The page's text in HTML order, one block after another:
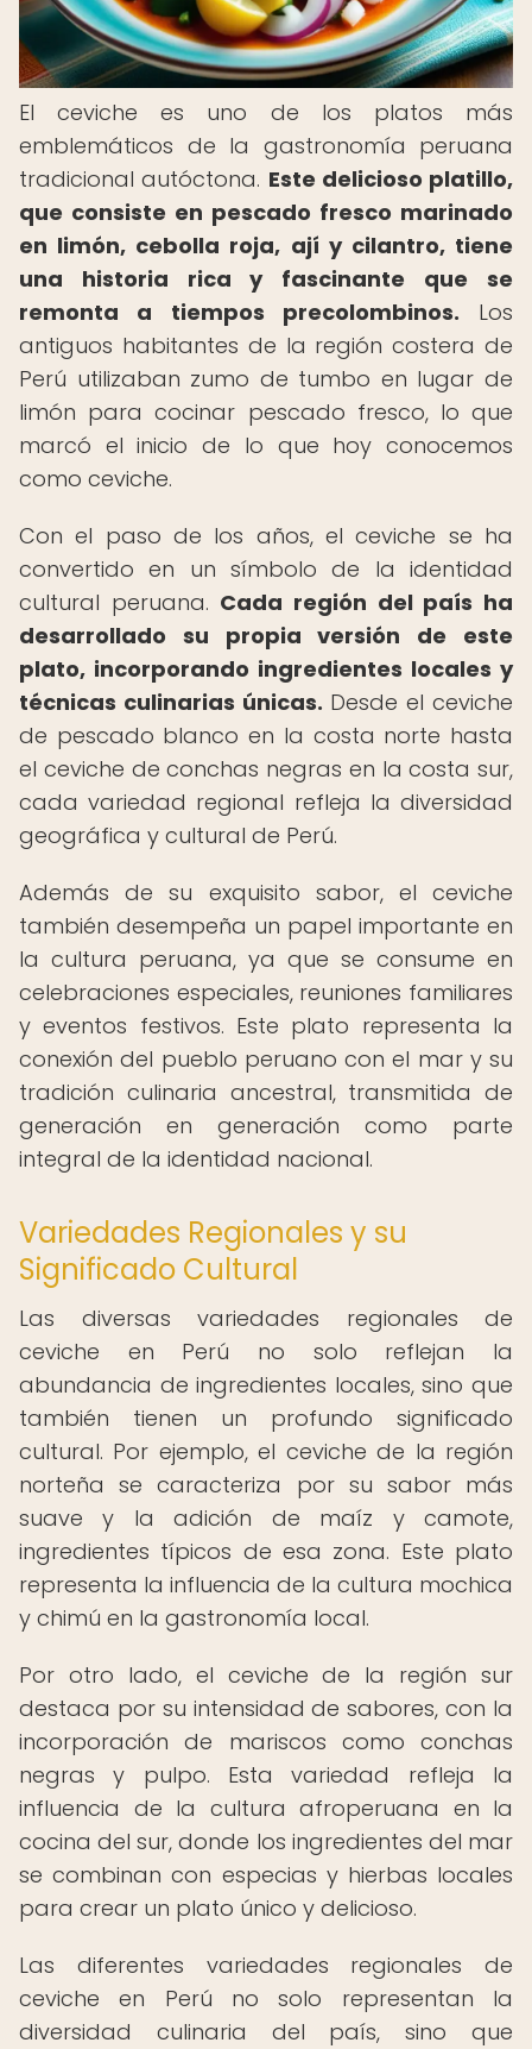
El ceviche es uno de los platos más
emblemáticos de la gastronomía peruana
tradicional autóctona. Este delicioso platillo,
que consiste en pescado fresco marinado
en limón, cebolla roja, ají y cilantro, tiene
una historia rica y fascinante que se
remonta a tiempos precolombinos. Los
antiguos habitantes de la región costera de
Perú utilizaban zumo de tumbo en lugar de
limón para cocinar pescado fresco, lo que
marcó el inicio de lo que hoy conocemos
como ceviche.
Con el paso de los años, el ceviche se ha
convertido en un símbolo de la identidad
cultural peruana. Cada región del país ha
desarrollado su propia versión de este
plato, incorporando ingredientes locales y
técnicas culinarias únicas. Desde el ceviche
de pescado blanco en la costa norte hasta
el ceviche de conchas negras en la costa sur,
cada variedad regional refleja la diversidad
geográfica y cultural de Perú.
Además de su exquisito sabor, el ceviche
también desempeña un papel importante en
la cultura peruana, ya que se consume en
celebraciones especiales, reuniones familiares
y eventos festivos. Este plato representa la
conexión del pueblo peruano con el mar y su
tradición culinaria ancestral, transmitida de
generación en generación como parte
integral de la identidad nacional.
Variedades Regionales y su
Significado Cultural
Las diversas variedades regionales de
ceviche en Perú no solo reflejan la
abundancia de ingredientes locales, sino que
también tienen un profundo significado
cultural. Por ejemplo, el ceviche de la región
norteña se caracteriza por su sabor más
suave y la adición de maíz y camote,
ingredientes típicos de esa zona. Este plato
representa la influencia de la cultura mochica
y chimú en la gastronomía local.
Por otro lado, el ceviche de la región sur
destaca por su intensidad de sabores, con la
incorporación de mariscos como conchas
negras y pulpo. Esta variedad refleja la
influencia de la cultura afroperuana en la
cocina del sur, donde los ingredientes del mar
se combinan con especias y hierbas locales
para crear un plato único y delicioso.
Las diferentes variedades regionales de
ceviche en Perú no solo representan la
diversidad culinaria del país, sino que